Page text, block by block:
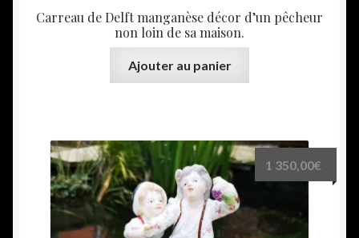
Carreau de Delft manganèse décor d’un pêcheur
non loin de sa maison.
Ajouter au panier
1 350,00€